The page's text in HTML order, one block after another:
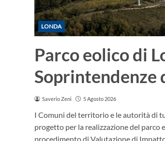
LONDA
Parco eolico di
Soprintendenze
Saverio Zeni 5 Agosto 2026
I Comuni del territorio e le autorità di
progetto per la realizzazione del parco
procedimento di Valutazione di